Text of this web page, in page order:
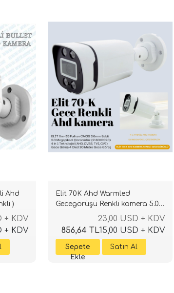
Ahd
)
+ KDV
+ KDV
Elit 70K Ahd Warmled
Gecegörüşü Renkli kamera 5.0
m.pixel Sony Lens 1080p full hd
23,00 USD + KDV
15,00 USD + KDV
856,64 TL